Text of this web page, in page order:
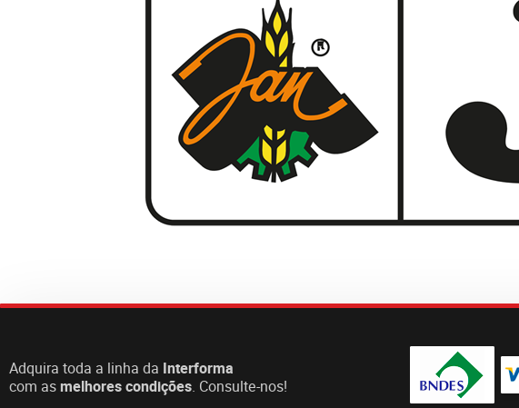
Adquira toda a linha da Interforma
com asmelhores condições. Consulte-nos!